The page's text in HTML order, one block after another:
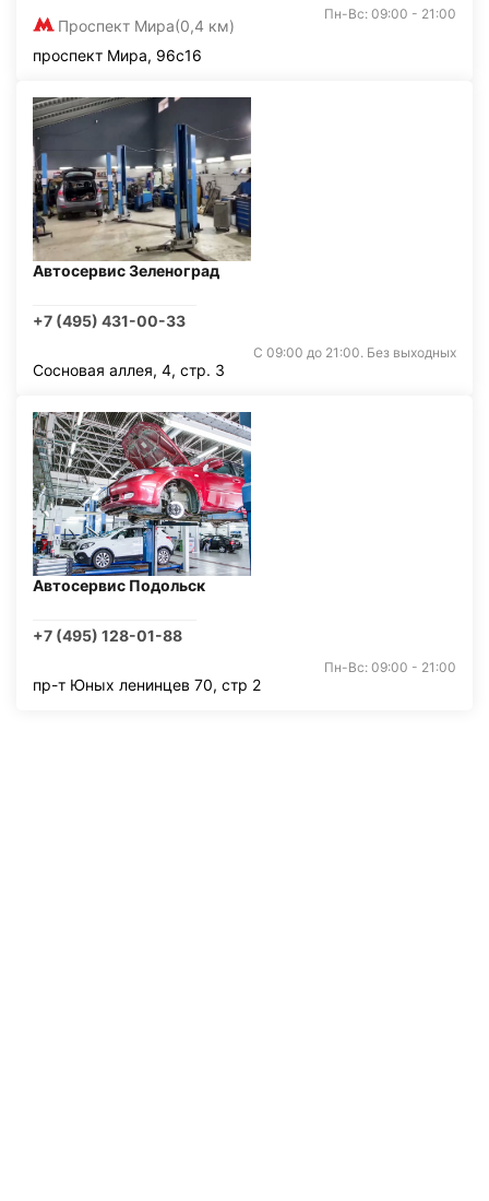
Проспект Мира(0,4 км)
Пн-Вс: 09:00 - 21:00
проспект Мира, 96с16
Автосервис Зеленоград
+7 (495) 431-00-33
С 09:00 до 21:00. Без выходных
Сосновая аллея, 4, стр. 3
Автосервис Подольск
+7 (495) 128-01-88
Пн-Вс: 09:00 - 21:00
пр-т Юных ленинцев 70, стр 2